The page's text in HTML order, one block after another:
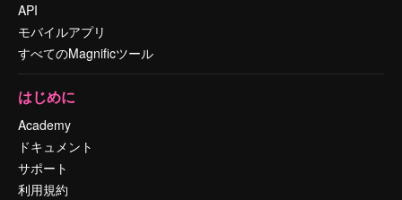
API
モバイルアプリ
すべてのMagnificツール
はじめに
Academy
ドキュメント
サポート
利用規約